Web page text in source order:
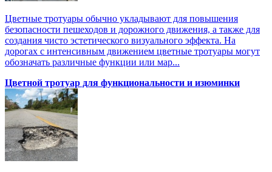
Цветные тротуары обычно укладывают для повышения
безопасности пешеходов и дорожного движения, а также для
создания чисто эстетического визуального эффекта. На
дорогах с интенсивным движением цветные тротуары могут
обозначать различные функции или мар...
Цветной тротуар для функциональности и изюминки